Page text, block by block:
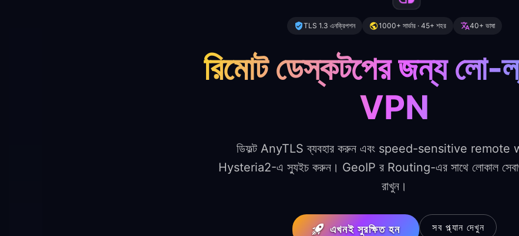
TLS 1.3 এনক্রিপশন 1000+ সার্ভার · 45+ শহর 40+ ভাষা
রিমোট ডেস্কটপের জন্য লো-
VPN
ডিফল্ট AnyTLS ব্যবহার করুন এবং speed-sensitive remote
Hysteria2-এ স্যুইচ করুন। GeoIP র Routing-এর সাথে লোকাল
রাখুন।
এখনই সুরক্ষিত হন সব প্ল্যান দেখুন